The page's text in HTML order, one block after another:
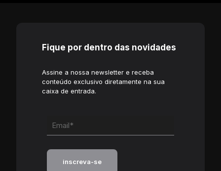
Fique por dentro das novidades
Assine a nossa newsletter e receba
conteúdo exclusivo diretamente na sua
caixa de entrada.